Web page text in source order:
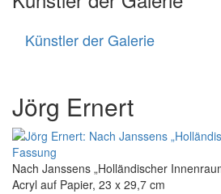
Künstler der Galerie
Jörg Ernert
Nach Janssens „Holländischer
Acryl auf Papier, 23 x 29,7 cm